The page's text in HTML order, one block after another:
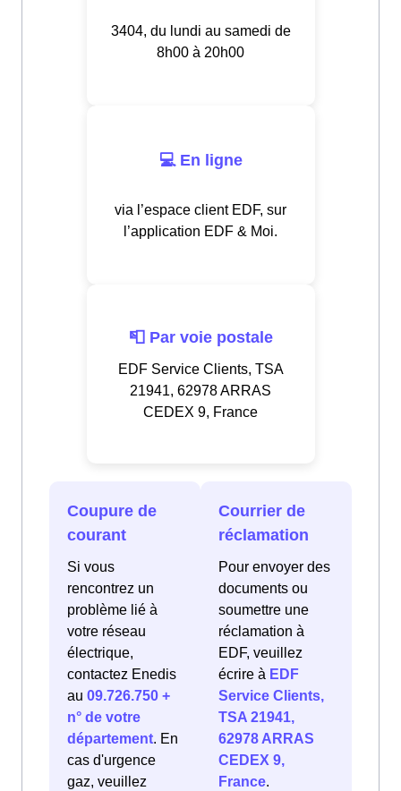
3404, du lundi au samedi de
8h00 à 20h00
💻 En ligne
via l’espace client EDF, sur
l’application EDF & Moi.
📮 Par voie postale
EDF Service Clients, TSA
21941, 62978 ARRAS
CEDEX 9, France
Coupure de
courant
Si vous
rencontrez un
problème lié à
votre réseau
électrique,
contactez Enedis
au 09.726.750 +
n° de votre
département. En
cas d'urgence
gaz, veuillez
Courrier de
réclamation
Pour envoyer des
documents ou
soumettre une
réclamation à
EDF, veuillez
écrire à EDF
Service Clients,
TSA 21941,
62978 ARRAS
CEDEX 9,
France.